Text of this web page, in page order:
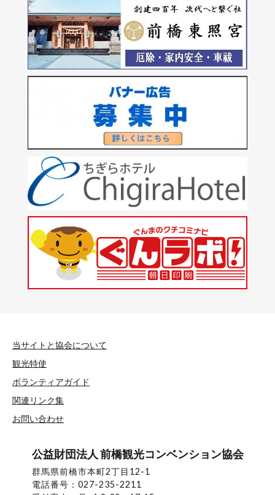
当サイトと協会について
観光特使
ボランティアガイド
関連リンク集
お問い合わせ
公益財団法人 前橋観光コンベンション協会
群馬県前橋市本町2丁目12-1
電話番号：027-235-2211